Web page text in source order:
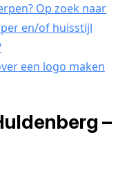
Op zoek naar
en/of huisstijl
een logo maken
–